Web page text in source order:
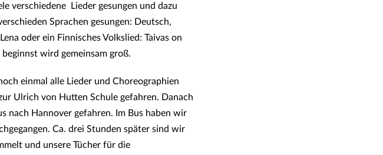
verschiedene
Lieder gesungen und dazu
Sprachen gesungen: Deutsch,
oder ein Finnisches Volkslied: Taivas on
wird gemeinsam groß.
einmal alle Lieder und Choreographien
Ulrich von Hutten Schule gefahren. Danach
nach Hannover gefahren. Im Bus haben wir
Ca. drei Stunden später sind wir
und unsere Tücher für die